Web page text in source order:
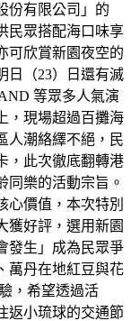
份有限公司」的
民眾搭配海口味享
可欣賞新園夜空的
日（23）日還有滅
等眾多人氣演
，現場超過百攤海
人潮絡繹不絕，民
，此次徹底翻轉港
同樂的活動宗旨。
心價值，本次特別
獲好評，選用新園
發生」成為民眾爭
萬丹在地紅豆與花
，希望透過活
返小琉球的交通節